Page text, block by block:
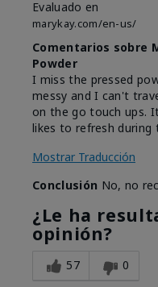
Evaluado en
marykay.com/en-us/
Comentarios sobre
Powder
I miss the pressed
messy and I can't
on the go touch ups.
likes to refresh during
Mostrar Traducción
Conclusión No, no
¿Le ha
opinión?
57 0